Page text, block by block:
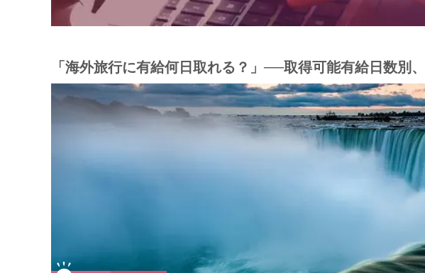
「海外旅行に有給何日取れる？」──取得可能有給日数別